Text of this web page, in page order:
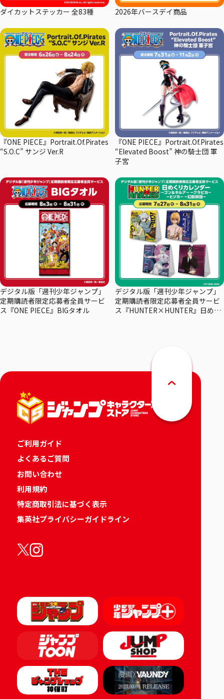
ダイカットステッカー 全83種 2026年バースデイ商品
『ONE PIECE』Portrait.Of.Pirates
“S.O.C” サンジ Ver.R
『ONE PIECE』Portrait.Of.Pirates
“Elevated Boost” 神の騎士団 軍
子宮
デジタル版「週刊少年ジャンプ」
定期購読者限定応募者全員サービ
ス『ONE PIECE』BIGタオル
デジタル版「週刊少年ジャンプ」
定期購読者限定応募者全員サービ
ス『HUNTER×HUNTER』日めく
ご利用ガイド
よくあるご質問
お問い合わせ
利用規約
特定商取引法に基づく表示
集英社プライバシーガイドライン